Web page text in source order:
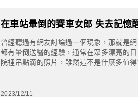
在車站暈倒的賽車女郎 失去記憶
曾經聽過有網友討論過一個現象，那就是
都有暈倒送醫的經驗，通常在眾多漂亮的
院裡吊點滴的照片，雖然這不是什麼多值
2023/12/11